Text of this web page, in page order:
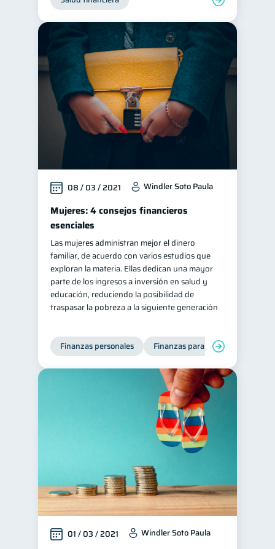
08 / 03 / 2021 Windler Soto Paula
Mujeres: 4 consejos financieros
esenciales
Las mujeres administran mejor el dinero
familiar, de acuerdo con varios estudios que
exploran la materia. Ellas dedican una mayor
parte de los ingresos a inversión en salud y
educación, reduciendo la posibilidad de
traspasar la pobreza a la siguiente generación
Finanzas personales Finanzas para mujeres
01 / 03 / 2021 Windler Soto Paula